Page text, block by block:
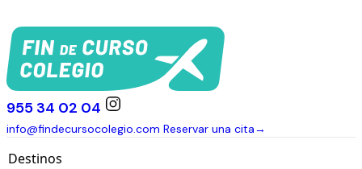
955 34 02 04
info@findecursocolegio.com Reservar una cita→
Destinos